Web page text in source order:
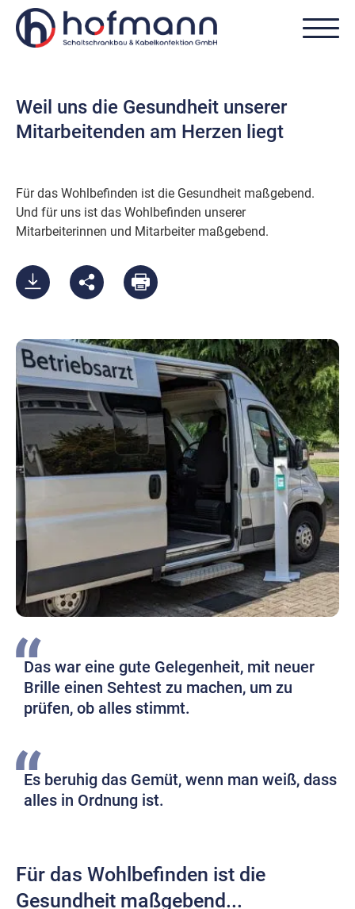
Weil uns die Gesundheit unserer
Mitarbeitenden am Herzen liegt
Für das Wohlbefinden ist die Gesundheit maßgebend.
Und für uns ist das Wohlbefinden unserer
Mitarbeiterinnen und Mitarbeiter maßgebend.
Das war eine gute Gelegenheit, mit neuer
Brille einen Sehtest zu machen, um zu
prüfen, ob alles stimmt.
Es beruhig das Gemüt, wenn man weiß, dass
alles in Ordnung ist.
Für das Wohlbefinden ist die
Gesundheit maßgebend...